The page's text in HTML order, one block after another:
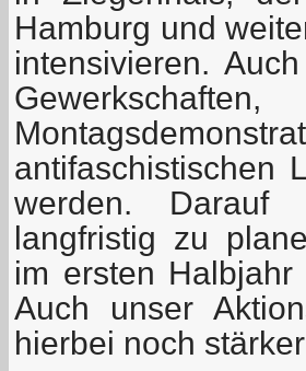
Hamburg und
intensivieren.
antifaschistischen
werden. Darauf
langfristig zu
im ersten
Auch unser
hierbei noch